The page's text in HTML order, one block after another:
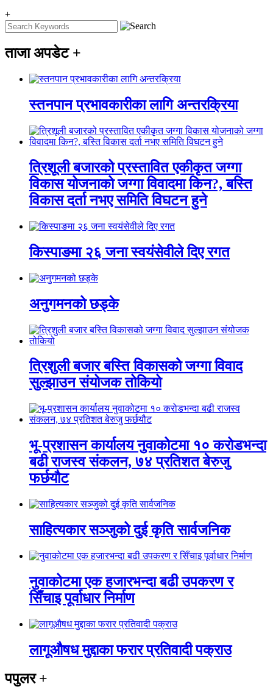
+
ताजा अपडेट +
स्तनपान प्रभावकारीका लागि अन्तरक्रिया
त्रिशूली बजारको प्रस्तावित एकीकृत जग्गा
विकास योजनाको जग्गा विवादमा किन?, बस्ति
विकास दर्ता नभए समिति विघटन हुने
किस्पाङमा २६ जना स्वयंसेवीले दिए रगत
अनुगमनको छड्के
त्रिशुली बजार बस्ति विकासको जग्गा विवाद
सुल्झाउन संयोजक तोकियो
भू-प्रशासन कार्यालय नुवाकोटमा १० करोडभन्दा
बढी राजस्व संकलन, ७४ प्रतिशत बेरुजु
फर्छयौट
साहित्यकार सञ्जुको दुई कृति सार्वजनिक
नुवाकोटमा एक हजारभन्दा बढी उपकरण र
सिँचाइ पूर्वाधार निर्माण
लागूऔषध मुद्दाका फरार प्रतिवादी पक्राउ
पपुलर+